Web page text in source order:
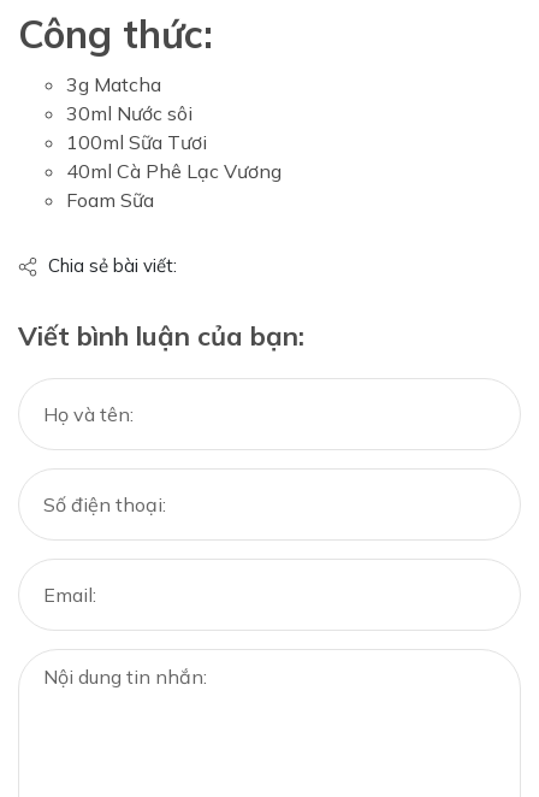
Công thức:
3g Matcha
30ml Nước sôi
100ml Sữa Tươi
40ml Cà Phê Lạc Vương
Foam Sữa
Chia sẻ bài viết:
Viết bình luận của bạn: